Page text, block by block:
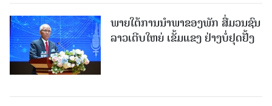
ພາຍໃຕ້ການນໍາພາຂອງພັກ ສື່ມວນຊົນ
ລາວເຕີບໃຫຍ່ ເຂັ້ມແຂງ ຢ່າງບໍ່ຢຸດຢັ້ງ